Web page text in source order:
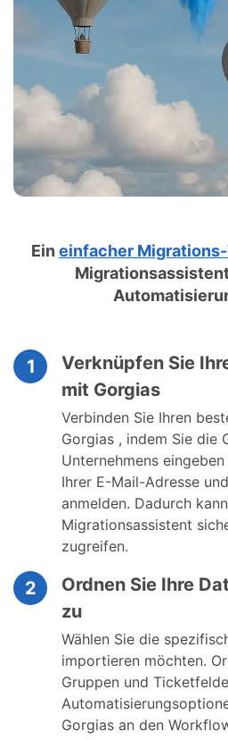
Ein einfacher
1
Verknüpfen Sie
mit Gorgias
Verbinden Sie Ihren
Gorgias , indem Sie die
Unternehmens
Ihrer E-Mail-Adresse
anmelden. Dadurch
Migrationsassistent
zugreifen.
2
Ordnen Sie Ihre
zu
Wählen Sie die
importieren möchten.
Gruppen und
Gorgias an den